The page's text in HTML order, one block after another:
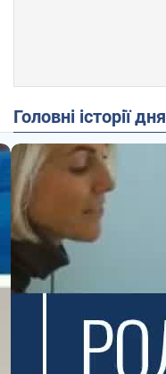
Головні історії дня